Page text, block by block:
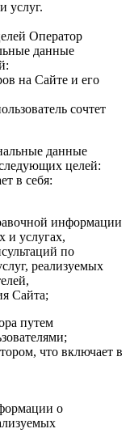
услуг.
Оператор
данные
на Сайте и его
сочтет
данные
целей:
в себя:
информации
и услугах,
по
реализуемых
Сайта;
путем
что включает в
о